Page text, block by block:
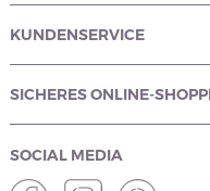
KUNDENSERVICE
SICHERES ONLINE-
SOCIAL MEDIA